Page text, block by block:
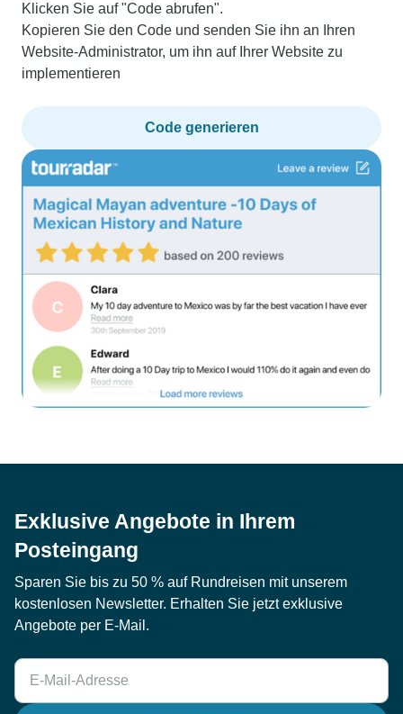
Klicken Sie auf "Code abrufen".
Kopieren Sie den Code und senden Sie ihn an Ihren
Website-Administrator, um ihn auf Ihrer Website zu
implementieren
Code generieren
Exklusive Angebote in Ihrem
Posteingang
Sparen Sie bis zu 50 % auf Rundreisen mit unserem
kostenlosen Newsletter. Erhalten Sie jetzt exklusive
Angebote per E-Mail.